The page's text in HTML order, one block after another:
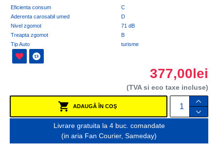
Eficienta consum
C
Aderenta carosabil umed
D
Nivel zgomot
71 dB
Treapta zgomot
B
Tip Auto
turisme
377,00lei
(TVA si eco taxe incluse)
ADAUGĂ ÎN COŞ
Livrare gratuita la 4 buc. comandate
(in aria Fan Courier, Sameday)